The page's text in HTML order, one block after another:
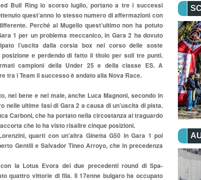
Bull Ring lo scorso luglio, portano a tre i successi
quest’anno lo stesso numero di affermazioni con
Perché al Mugello quest’ultimo non ha potuto
1 per un problema meccanico, in Gara 2 ha dovuto
l’uscita dalla corsia box nel corso delle soste
e perdendo di fatto il titolo per soli tre punti.
campioni della Under 25 e della classe ES. A
tra i Team il successo è andato alla Nova Race.
nel bene e nel male, anche Luca Magnoni, secondo in
nelle ultime fasi di Gara 2 a causa di un’uscita di pista.
Carboni, che ha portato nella circostanza al traguardo
che lo ha visto risalire cinque posizioni.
quarti con un’altra Ginetta G50 in Gara 1 poi
Gentili e Salvador Tineo Arroyo, che in precedenza
la Lotus Evora dei due precedenti round di Spa-
quattro vittorie di fila. Il 17enne bulgaro ha occupato